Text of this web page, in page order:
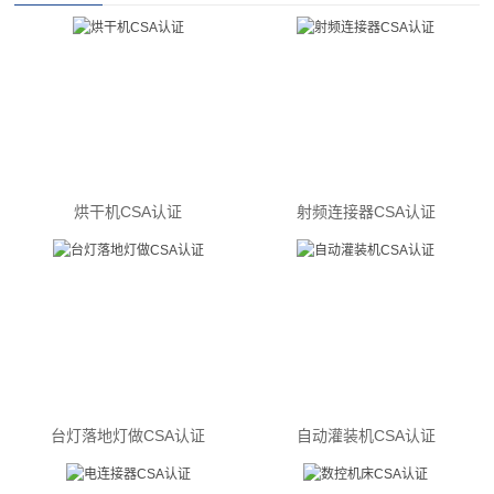
烘干机CSA认证 射频连接器CSA认证
台灯落地灯做CSA认证 自动灌装机CSA认证